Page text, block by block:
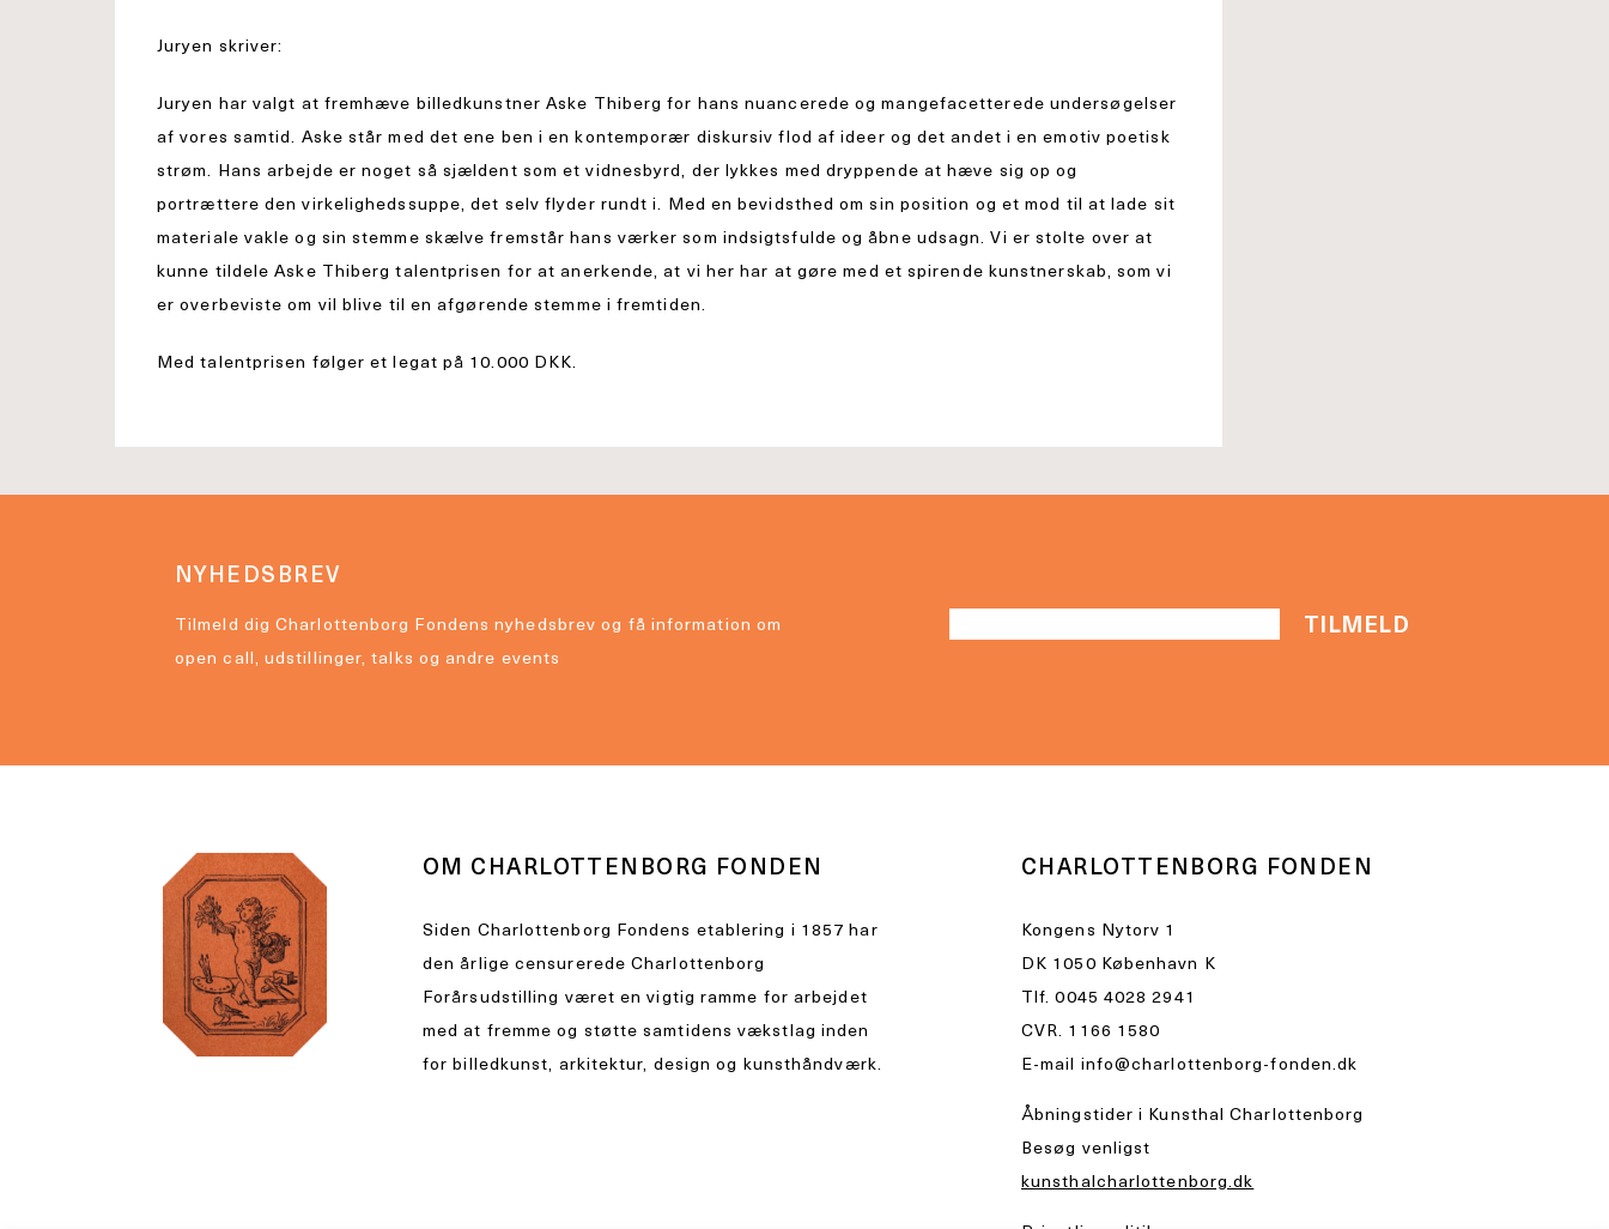
Juryen skriver:
Juryen har valgt at fremhæve billedkunstner Aske Thiberg for hans nuancerede og mangefacetterede undersøgelser
af vores samtid. Aske står med det ene ben i en kontemporær diskursiv flod af ideer og det andet i en emotiv poetisk
strøm. Hans arbejde er noget så sjældent som et vidnesbyrd, der lykkes med dryppende at hæve sig op og
portrættere den virkelighedssuppe, det selv flyder rundt i. Med en bevidsthed om sin position og et mod til at lade sit
materiale vakle og sin stemme skælve fremstår hans værker som indsigtsfulde og åbne udsagn. Vi er stolte over at
kunne tildele Aske Thiberg talentprisen for at anerkende, at vi her har at gøre med et spirende kunstnerskab, som vi
er overbeviste om vil blive til en afgørende stemme i fremtiden.
Med talentprisen følger et legat på 10.000 DKK.
NYHEDSBREV
Tilmeld dig Charlottenborg Fondens nyhedsbrev og få information om
open call, udstillinger, talks og andre events
OM CHARLOTTENBORG FONDEN
Siden Charlottenborg Fondens etablering i 1857 har
den årlige censurerede Charlottenborg
Forårsudstilling været en vigtig ramme for arbejdet
med at fremme og støtte samtidens vækstlag inden
for billedkunst, arkitektur, design og kunsthåndværk.
CHARLOTTENBORG FONDEN
Kongens Nytorv 1
DK 1050 København K
Tlf.0045 4028 2941
CVR. 1166 1580
E-mail info@charlottenborg-fonden.dk
Åbningstider i Kunsthal Charlottenborg
Besøg venligst
kunsthalcharlottenborg.dk